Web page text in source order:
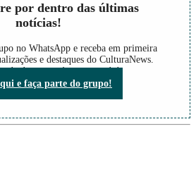
por dentro das últimas
notícias!
no WhatsApp e receba em primeira
e destaques do CulturaNews.
do que está acontecendo!
e faça parte do grupo!